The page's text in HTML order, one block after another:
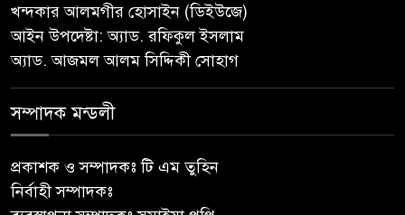
বাবুগঞ্জে পরিস্কার পরিচ্ছন্নতা ও
বৃক্ষরোপণ অভিযান শুরু করেছে
সুজন
মৎস্য ও পরিবেশে নতুন সম্ভাবনা;
রক্ষণাবেক্ষণে গুরুত্ব দিচ্ছে উপজেলা
প্রশাসন
খন্দকার আলমগীর হোসাইন (ডিইউজে)
আইন উপদেষ্টা: অ্যাড. রফিকুল ইসলাম
অ্যাড. আজমল আলম সিদ্দিকী সোহাগ
সম্পাদক মন্ডলী
প্রকাশক ও সম্পাদকঃ টি এম তুহিন
নির্বাহী সম্পাদকঃ